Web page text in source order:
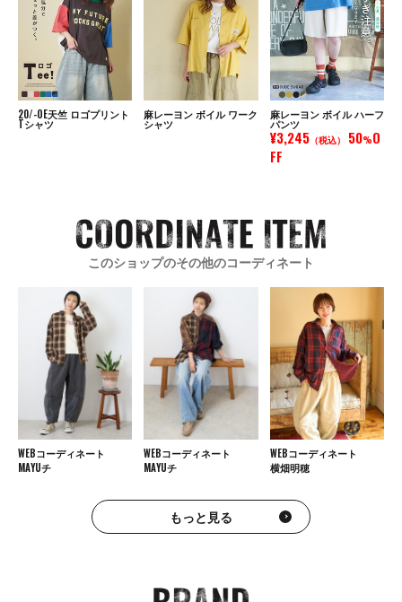
20/-OE天竺 ロゴプリント
Tシャツ
麻レーヨン ボイル ワーク
シャツ
麻レーヨン ボイル ハーフ
パンツ
¥3,245（税込） 50%O
FF
このショップのその他のコーディネート
WEBコーディネート
MAYUチ
WEBコーディネート
MAYUチ
WEBコーディネート
横畑明穂
もっと見る